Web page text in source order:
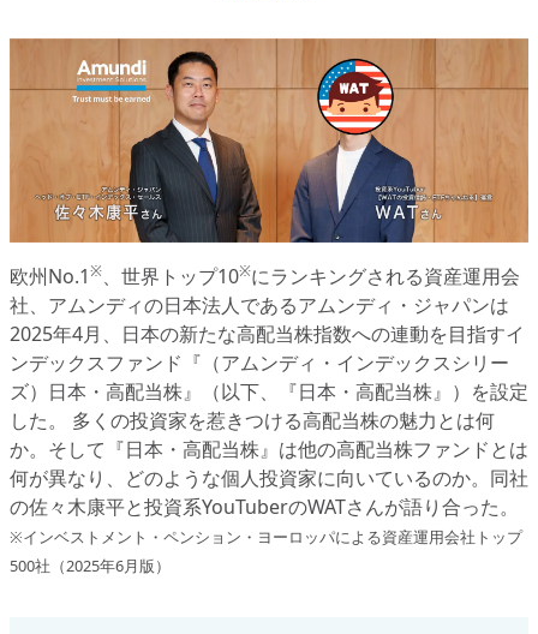
欧州No.1※、世界トップ10※にランキングされる資産運用会
社、アムンディの日本法人であるアムンディ・ジャパンは
2025年4月、日本の新たな高配当株指数への連動を目指すイ
ンデックスファンド『（アムンディ・インデックスシリー
ズ）日本・高配当株』（以下、『日本・高配当株』）を設定
した。 多くの投資家を惹きつける高配当株の魅力とは何
か。そして『日本・高配当株』は他の高配当株ファンドとは
何が異なり、どのような個人投資家に向いているのか。同社
の佐々木康平と投資系YouTuberのWATさんが語り合った。
※インベストメント・ペンション・ヨーロッパによる資産運用会社トップ
500社（2025年6月版）